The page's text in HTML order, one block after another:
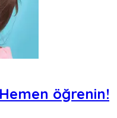
öğrenin!